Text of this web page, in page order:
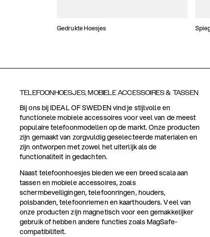
Gedrukte Hoesjes
TELEFOONHOESJES, MOBIELE ACCESSOIRES & TASSEN
Bij ons bij IDEAL OF SWEDEN vind je stijlvolle en
functionele mobiele accessoires voor veel van de meest
populaire telefoonmodellen op de markt. Onze producten
zijn gemaakt van zorgvuldig geselecteerde materialen en
zijn ontworpen met zowel het uiterlijk als de
functionaliteit in gedachten.
Naast telefoonhoesjes bieden we een breed scala aan
tassen en mobiele accessoires, zoals
schermbeveiligingen, telefoonringen, houders,
polsbanden, telefoonriemen en kaarthouders. Veel van
onze producten zijn magnetisch voor een gemakkelijker
gebruik of hebben andere functies zoals MagSafe-
compatibiliteit.